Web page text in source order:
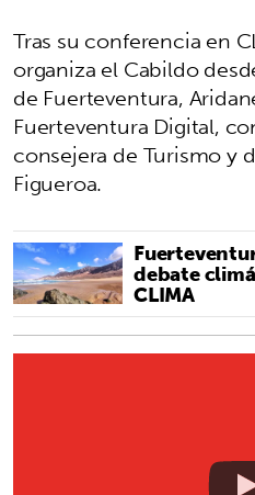
Tras su conferencia en
organiza el Cabildo
de Fuerteventura,
Fuerteventura Digital,
consejera de Turismo y
Figueroa.
debate
CLIMA